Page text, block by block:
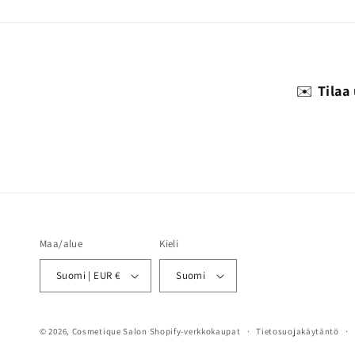
✉️ Tilaa
Maa/alue
Suomi | EUR €
Kieli
Suomi
© 2026, Cosmetique Salon Shopify-verkkokaupat Tietosuojakäytäntö